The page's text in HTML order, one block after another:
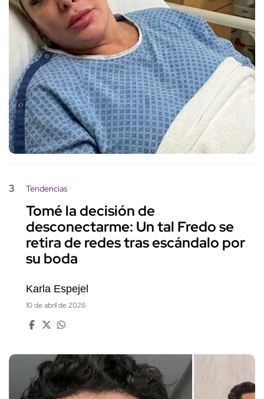
3 Tendencias
Tomé la decisión de
desconectarme: Un tal Fredo se
retira de redes tras escándalo por
su boda
Karla Espejel
10 de abril de 2026